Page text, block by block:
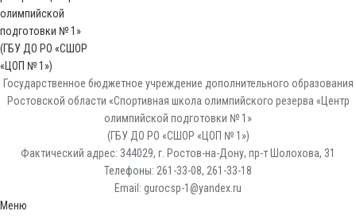
Государственное бюджетное учреждение дополнительного образования
Ростовской области «Спортивная школа олимпийского резерва «Центр
олимпийской подготовки № 1»
(ГБУ ДО РО «СШОР «ЦОП № 1»)
Фактический адрес: 344029, г. Ростов-на-Дону, пр-т Шолохова, 31
Телефоны: 261-33-08, 261-33-18
Email: gurocsp-1@yandex.ru
Меню